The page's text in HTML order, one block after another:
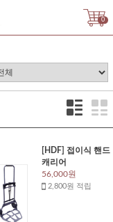
0
[HDF] 접이식 핸드
캐리어
56,000원
2,800원 적립